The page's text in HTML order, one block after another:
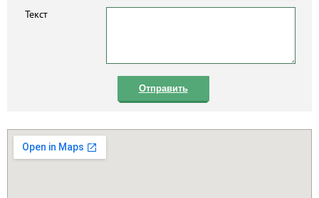
Текст
Отправить